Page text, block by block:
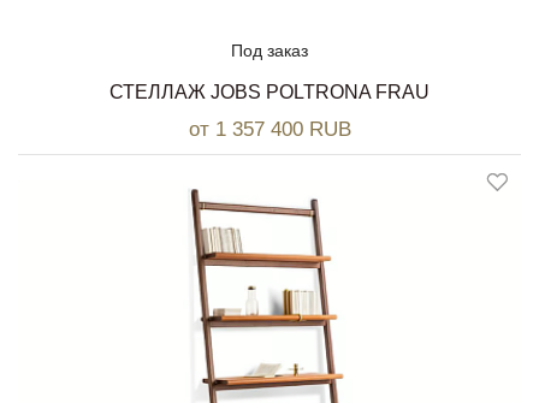
Под заказ
СТЕЛЛАЖ JOBS POLTRONA FRAU
от 1 357 400 RUB